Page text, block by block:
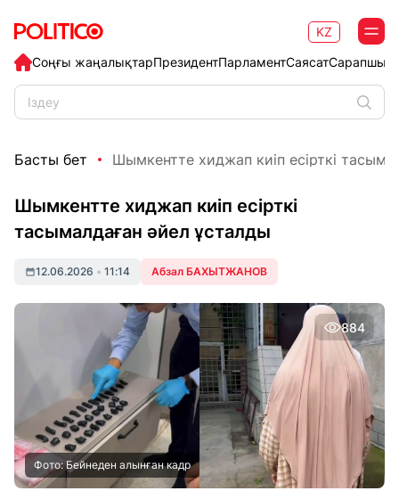
Соңғы жаңалықтарПрезидентПарламентСаясат
KZ
Басты бет Шымкентте хиджап киіп есірткі
Шымкентте хиджап киіп есірткі
тасымалдаған әйел ұсталды
12.06.2026 • 11:14 Абзал БАХЫТЖАНОВ
884
Фото: Бейнеден алынған кадр